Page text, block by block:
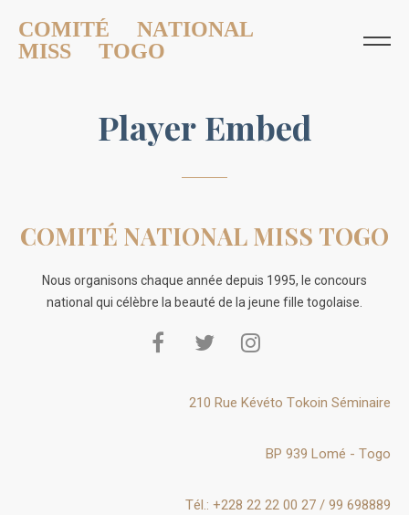
COMITÉ NATIONAL
MISS TOGO
Player Embed
COMITÉ NATIONAL MISS TOGO
Nous organisons chaque année depuis 1995, le concours
national qui célèbre la beauté de la jeune fille togolaise.
210 Rue Kévéto Tokoin Séminaire
BP 939 Lomé - Togo
Tél.: +228 22 22 00 27 / 99 698889